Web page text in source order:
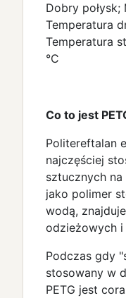
Dobry
Temperatura
Temperatura
°C
Co to jest
Politereftalan
najczęściej
sztucznych
jako polimer
wodą,
odzieżowych i
Podczas gdy
stosowany w
PETG jest